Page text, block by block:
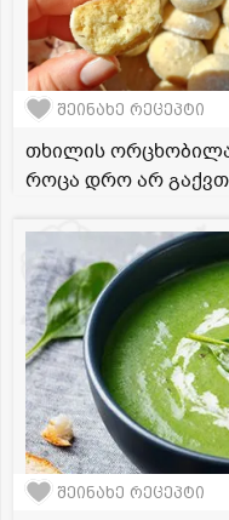
შეინახე რეცეპტი
თხილის ორცხობილა
როცა დრო არ გაქვთ
შეინახე რეცეპტი